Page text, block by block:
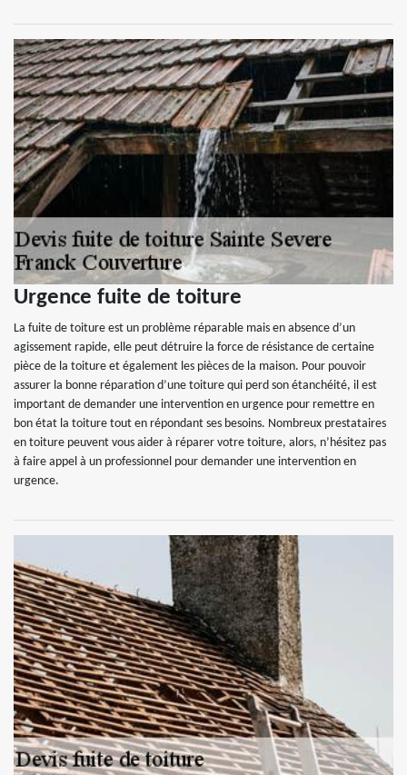
Urgence fuite de toiture
La fuite de toiture est un problème réparable mais en absence d’un
agissement rapide, elle peut détruire la force de résistance de certaine
pièce de la toiture et également les pièces de la maison. Pour pouvoir
assurer la bonne réparation d’une toiture qui perd son étanchéité, il est
important de demander une intervention en urgence pour remettre en
bon état la toiture tout en répondant ses besoins. Nombreux prestataires
en toiture peuvent vous aider à réparer votre toiture, alors, n’hésitez pas
à faire appel à un professionnel pour demander une intervention en
urgence.